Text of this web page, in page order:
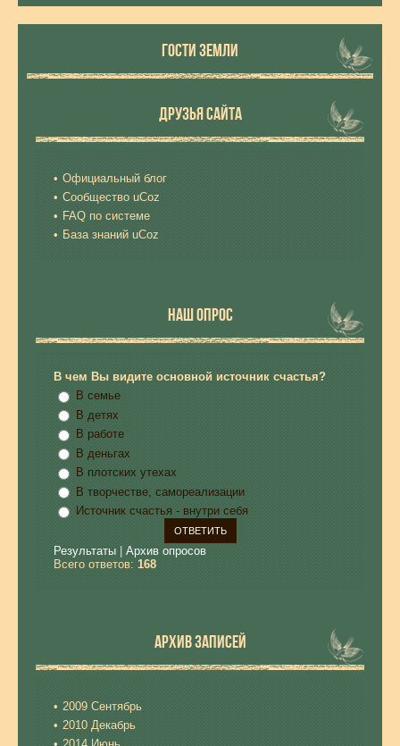
ГОСТИ ЗЕМЛИ
ДРУЗЬЯ САЙТА
Официальный блог
Сообщество uCoz
FAQ по системе
База знаний uCoz
НАШ ОПРОС
В чем Вы видите основной источник счастья?
В семье
В детях
В работе
В деньгах
В плотских утехах
В творчестве, самореализации
Источник счастья - внутри себя
Результаты
Архив опросов
Всего ответов: 168
АРХИВ ЗАПИСЕЙ
2009 Сентябрь
2010 Декабрь